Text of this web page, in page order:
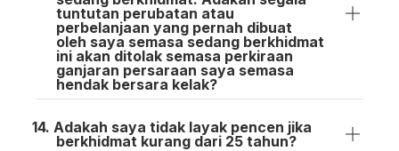
tuntutan perubatan atau
perbelanjaan yang pernah dibuat
oleh saya semasa sedang berkhidmat
ini akan ditolak semasa perkiraan
ganjaran persaraan saya semasa
hendak bersara kelak?
Adakah saya tidak layak pencen jika
berkhidmat kurang dari 25 tahun?